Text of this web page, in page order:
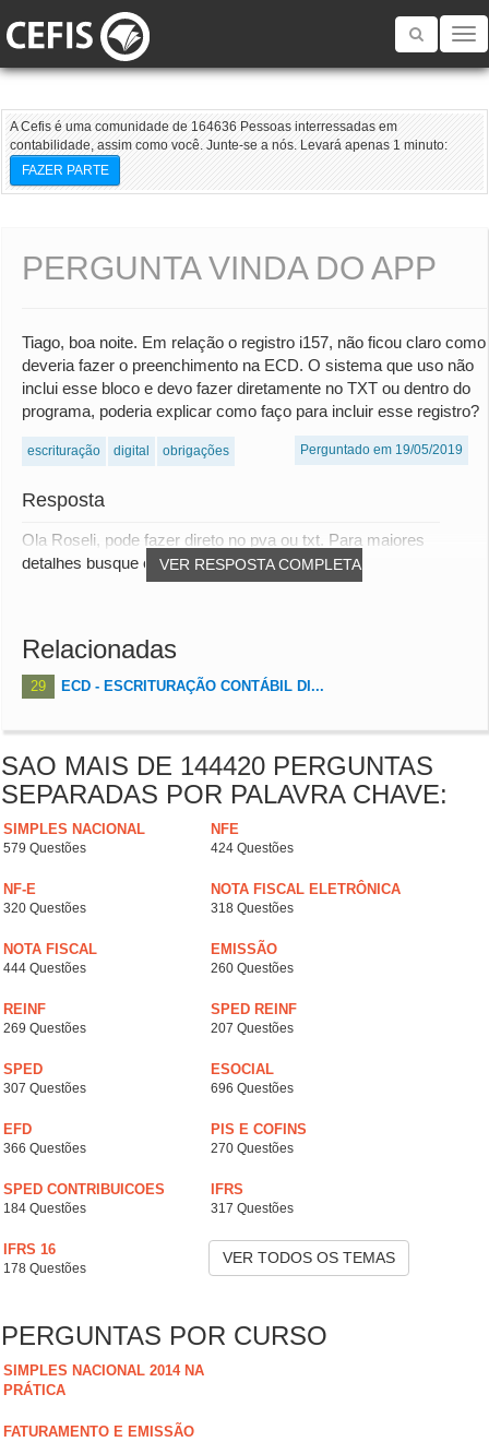
Toggle
A Cefis é uma comunidade de 164636 Pessoas interressadas em
contabilidade, assim como você. Junte-se a nós. Levará apenas 1 minuto:
FAZER PARTE
PERGUNTA VINDA DO APP
Tiago, boa noite. Em relação o registro i157, não ficou claro como
deveria fazer o preenchimento na ECD. O sistema que uso não
inclui esse bloco e devo fazer diretamente no TXT ou dentro do
programa, poderia explicar como faço para incluir esse registro?
escrituração digital obrigações Perguntado em 19/05/2019
Resposta
VER RESPOSTA COMPLETA
Ola Roseli, pode fazer direto no pva ou txt. Para maiores
detalhes busque o manual sped ecd
Relacionadas
29 ECD - ESCRITURAÇÃO CONTÁBIL DI...
SAO MAIS DE 144420 PERGUNTAS
SEPARADAS POR PALAVRA CHAVE:
SIMPLES NACIONAL
579 Questões
NFE
424 Questões
NF-E
320 Questões
NOTA FISCAL ELETRÔNICA
318 Questões
NOTA FISCAL
444 Questões
EMISSÃO
260 Questões
REINF
269 Questões
SPED REINF
207 Questões
SPED
307 Questões
ESOCIAL
696 Questões
EFD
366 Questões
PIS E COFINS
270 Questões
SPED CONTRIBUICOES
184 Questões
IFRS
317 Questões
IFRS 16
178 Questões
VER TODOS OS TEMAS
PERGUNTAS POR CURSO
SIMPLES NACIONAL 2014 NA
PRÁTICA
FATURAMENTO E EMISSÃO